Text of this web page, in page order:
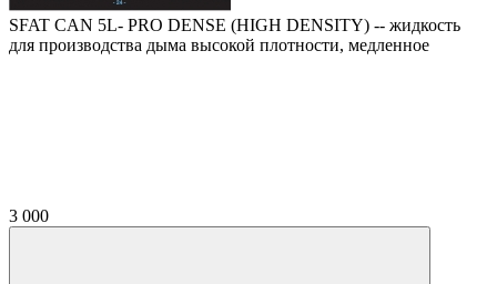
SFAT CAN 5L- PRO DENSE (HIGH DENSITY) -- жидкость
для производства дыма высокой плотности, медленное
3 000